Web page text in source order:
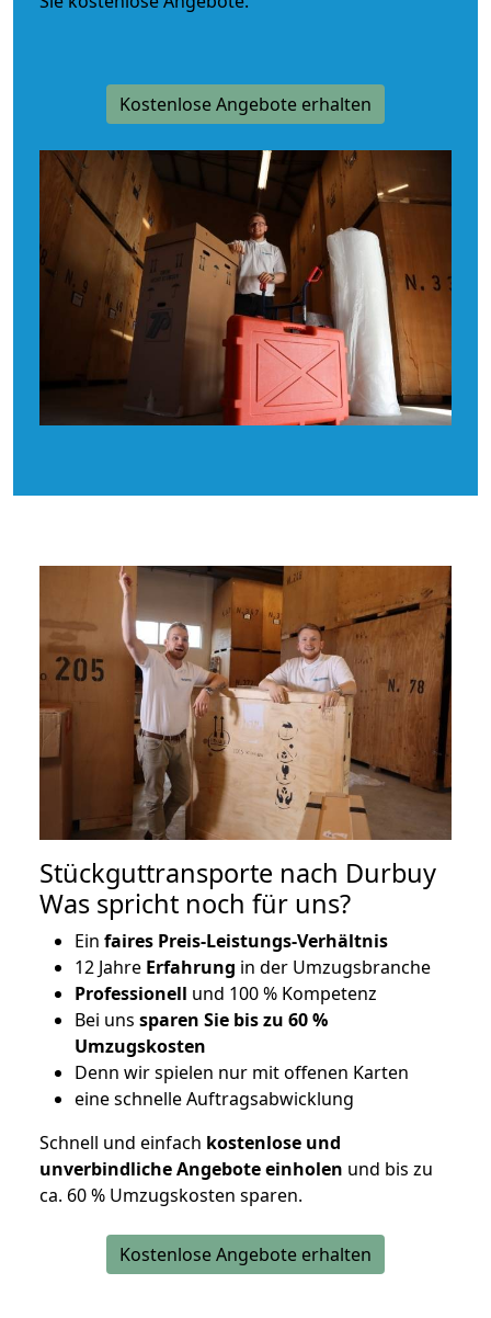
Kostenlose Angebote erhalten
Stückguttransporte nach Durbuy
Was spricht noch für uns?
Ein faires Preis-Leistungs-Verhältnis
12 Jahre Erfahrung in der Umzugsbranche
Professionell und 100 % Kompetenz
Bei uns sparen Sie bis zu 60 %
Umzugskosten
Denn wir spielen nur mit offenen Karten
eine schnelle Auftragsabwicklung
Schnell und einfach kostenlose und
unverbindliche Angebote einholen und bis zu
ca. 60 % Umzugskosten sparen.
Kostenlose Angebote erhalten